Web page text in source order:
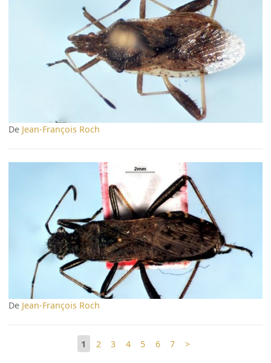
De Jean-François Roch
De Jean-François Roch
1 2 3 4 5 6 7 >